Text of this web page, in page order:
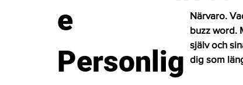
e
Personlig
Närvaro.
buzz word.
själv och
dig som